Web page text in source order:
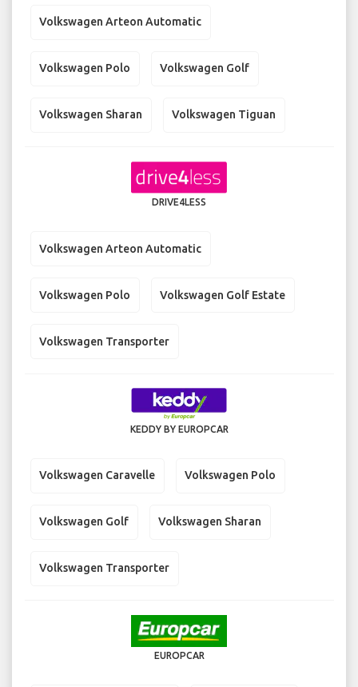
Volkswagen Arteon Automatic
Volkswagen Polo Volkswagen Golf
Volkswagen Sharan Volkswagen Tiguan
DRIVE4LESS
Volkswagen Arteon Automatic
Volkswagen Polo Volkswagen Golf Estate
Volkswagen Transporter
KEDDY BY EUROPCAR
Volkswagen Caravelle Volkswagen Polo
Volkswagen Golf Volkswagen Sharan
Volkswagen Transporter
EUROPCAR